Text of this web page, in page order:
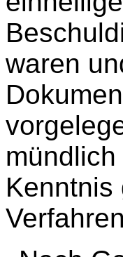
waren
Kenntnis